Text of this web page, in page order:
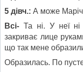
5 дівч.: А може
Всі- Та ні. У неї ні
закриває лице
що так мене
Образилась. По